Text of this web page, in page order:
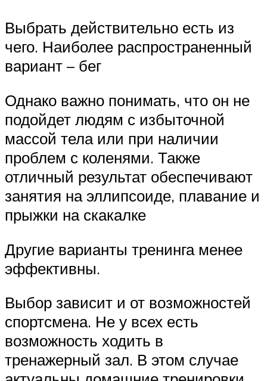
Выбрать действительно есть из
чего. Наиболее распространенный
вариант – бег
Однако важно понимать, что он не
подойдет людям с избыточной
массой тела или при наличии
проблем с коленями. Также
отличный результат обеспечивают
занятия на эллипсоиде, плавание и
прыжки на скакалке
Другие варианты тренинга менее
эффективны.
Выбор зависит и от возможностей
спортсмена. Не у всех есть
возможность ходить в
тренажерный зал. В этом случае